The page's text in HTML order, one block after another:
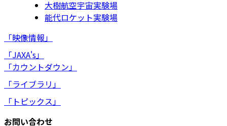
大樹航空宇宙実験場
能代ロケット実験場
「映像情報」
「JAXA's」
「カウントダウン」
「ライブラリ」
「トピックス」
お問い合わせ